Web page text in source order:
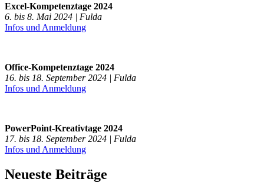
Excel-Kompetenztage 2024
6. bis 8. Mai 2024 | Fulda
Infos und Anmeldung
Office-Kompetenztage 2024
16. bis 18. September 2024 | Fulda
Infos und Anmeldung
PowerPoint-Kreativtage 2024
17. bis 18. September 2024 | Fulda
Infos und Anmeldung
Neueste Beiträge